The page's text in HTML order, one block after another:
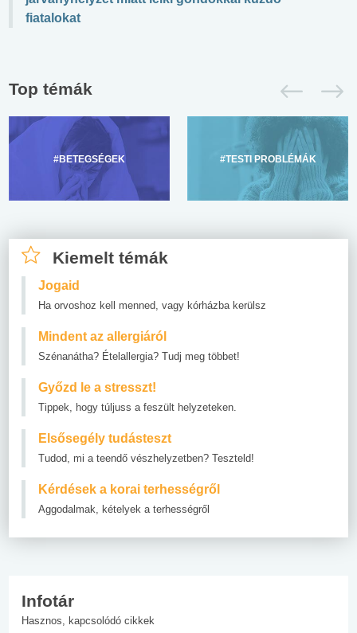
fiatalokat
Top témák
#BETEGSÉGEK #TESTI PROBLÉMÁK
Kiemelt témák
Jogaid
Ha orvoshoz kell menned, vagy kórházba kerülsz
Mindent az allergiáról
Szénanátha? Ételallergia? Tudj meg többet!
Győzd le a stresszt!
Tippek, hogy túljuss a feszült helyzeteken.
Elsősegély tudásteszt
Tudod, mi a teendő vészhelyzetben? Teszteld!
Kérdések a korai terhességről
Aggodalmak, kételyek a terhességről
Infotár
Hasznos, kapcsolódó cikkek